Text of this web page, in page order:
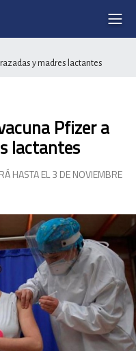
y madres lactantes
Pfizer a
lactantes
HASTA EL 3 DE NOVIEMBRE